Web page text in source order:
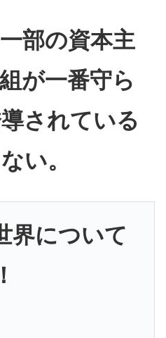
部の資本主
が一番守ら
されている
い。
界について